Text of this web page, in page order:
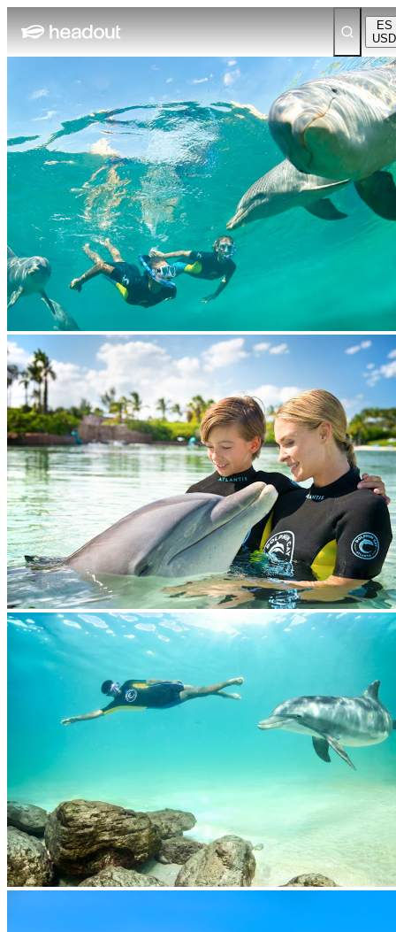
ES
USD